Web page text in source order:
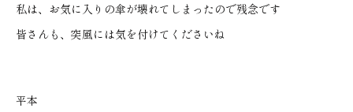
私は、お気に入りの傘が壊れてしまったので残念です
皆さんも、突風には気を付けてくださいね
平本